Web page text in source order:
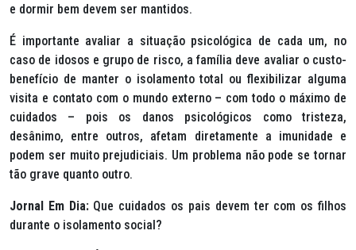
e dormir bem devem ser mantidos.
É importante avaliar a situação psicológica de cada um, no
caso de idosos e grupo de risco, a família deve avaliar o custo-
benefício de manter o isolamento total ou flexibilizar alguma
visita e contato com o mundo externo – com todo o máximo de
cuidados – pois os danos psicológicos como tristeza,
desânimo, entre outros, afetam diretamente a imunidade e
podem ser muito prejudiciais. Um problema não pode se tornar
tão grave quanto outro.
Jornal Em Dia:Que cuidados os pais devem ter com os filhos
durante o isolamento social?